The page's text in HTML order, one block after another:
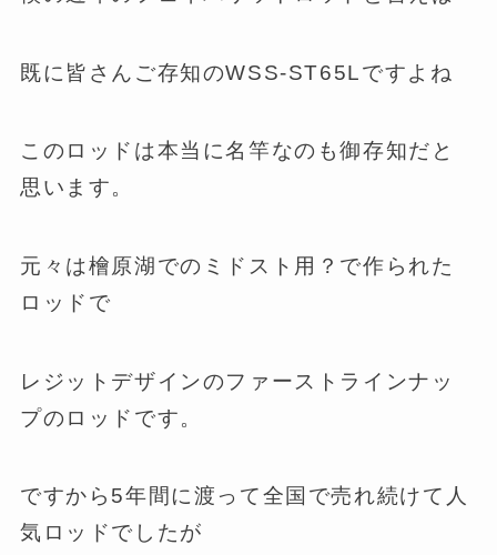
既に皆さんご存知のWSS-ST65Lですよね
このロッドは本当に名竿なのも御存知だと
思います。
元々は檜原湖でのミドスト用？で作られた
ロッドで
レジットデザインのファーストラインナッ
プのロッドです。
ですから5年間に渡って全国で売れ続けて人
気ロッドでしたが